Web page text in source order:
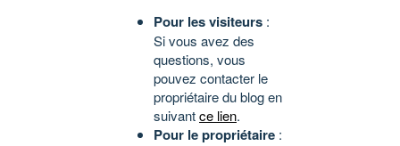
Pour les visiteurs :
Si vous avez des
questions, vous
pouvez contacter le
propriétaire du blog en
suivantce lien.
Pour le propriétaire :